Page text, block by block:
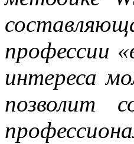
профессии
интереса
позволит